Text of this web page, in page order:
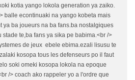
kotia yango lokola generation ya zaiko.
balle econtinuaki na yango kobeta mais
ya ba joueurs na ba fans.ba nostalgiques
stade te,ba fans ya sika pe babima.<br />
de jeux ebele ebima.ezali lisusu te
kosopa tous les defenseurs po il faut
soki omeki kosopa lokola na epoque
/> coach ako rappeler yo a l'ordre que